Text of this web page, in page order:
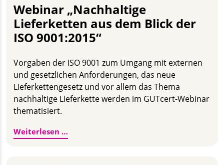
Webinar „Nachhaltige
Lieferketten aus dem Blick der
ISO 9001:2015“
Vorgaben der ISO 9001 zum Umgang mit externen
und gesetzlichen Anforderungen, das neue
Lieferkettengesetz und vor allem das Thema
nachhaltige Lieferkette werden im GUTcert-Webinar
thematisiert.
Weiterlesen …